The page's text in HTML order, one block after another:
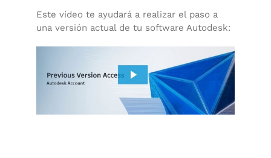
Este vídeo te ayudará a realizar el paso a
una versión actual de tu software Autodesk: